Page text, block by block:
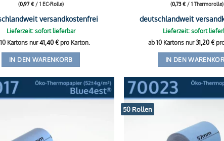
(0,97€/ 1 EC-Rolle)
versandkostenfrei
Lieferzeit: sofort lieferbar
Kartons nur41,40 €pro Karton.
IN DEN WARENKORB
(0,73€ / 1 Thermorolle)
deutschlandweit
Lieferzeit: sofort
ab 10 Kartons nur31,20€
IN DEN
50 Rollen